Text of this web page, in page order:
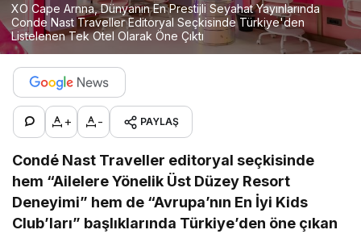
XO Cape Arnna, Dünyanın En Prestijli Seyahat Yayınlarında
Conde Nast Traveller Editoryal Seçkisinde Türkiye'den
Listelenen Tek Otel Olarak Öne Çıktı
+ - PAYLAŞ
Condé Nast Traveller editoryal seçkisinde
hem “Ailelere Yönelik Üst Düzey Resort
Deneyimi” hem de “Avrupa’nın En İyi Kids
Club’ları” başlıklarında Türkiye’den öne çıkan